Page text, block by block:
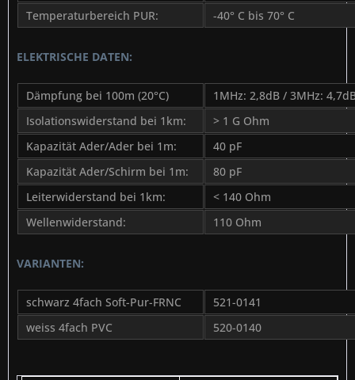
Temperaturbereich PUR: -40° C bis 70° C
ELEKTRISCHE DATEN:
Dämpfung bei 100m (20°C)
1MHz: 2,8dB / 3MHz:
Isolationswiderstand bei 1km:
> 1 G Ohm
Kapazität Ader/Ader bei 1m:
40 pF
Kapazität Ader/Schirm bei 1m:
80 pF
Leiterwiderstand bei 1km:
< 140 Ohm
Wellenwiderstand:
110 Ohm
VARIANTEN:
schwarz 4fach Soft-Pur-FRNC
521-0141
weiss 4fach PVC
520-0140